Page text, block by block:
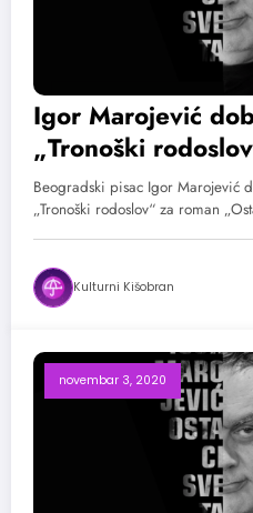
Igor Marojević
„Tronoški
„Ostaci sveta“
Beogradski pisac Igor Marojević
„Tronoški rodoslov“ za roman
Kulturni Kišobran
novembar 3, 2020